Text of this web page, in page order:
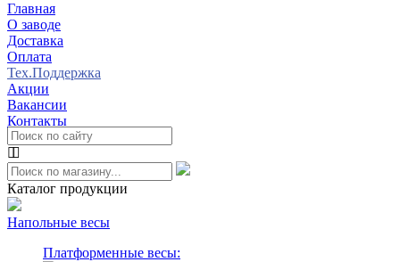
Главная
О заводе
Доставка
Оплата
Тех.Поддержка
Акции
Вакансии
Контакты
Каталог продукции
Напольные весы
Платформенные весы: